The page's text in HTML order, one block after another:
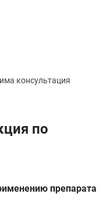
консультация
по
препарата